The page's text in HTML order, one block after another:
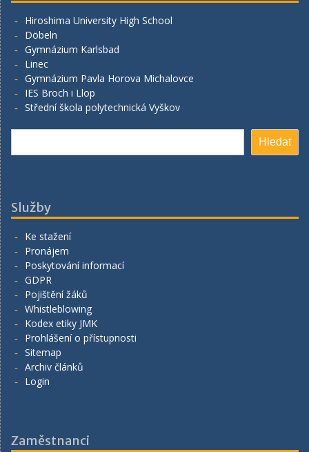
Hiroshima University High School
Döbeln
Gymnázium Karlsbad
Linec
Gymnázium Pavla Horova Michalovce
IES Broch i Llop
Střední škola polytechnická Vyškov
Hledat
Služby
Ke stažení
Pronájem
Poskytování informací
GDPR
Pojištění žáků
Whistleblowing
Kodex etiky JMK
Prohlášení o přístupnosti
Sitemap
Archiv článků
Login
Zaměstnanci